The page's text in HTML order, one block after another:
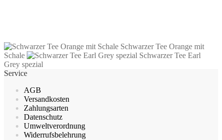
weist
mehrere
Schwarzer Tee Orange mit
Schale
Schwarzer Tee Earl
Grey spezial
Service
AGB
Versandkosten
Zahlungsarten
Datenschutz
Umweltverordnung
Widerrufsbelehrung